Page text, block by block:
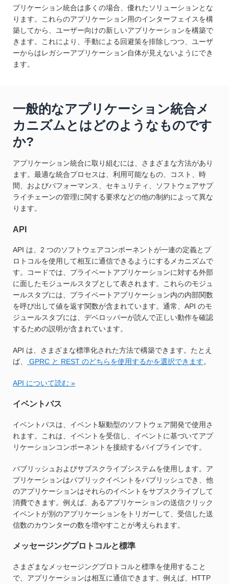
プリケーション統合は多くの場合、優れたソリューションとな
ります。これらのアプリケーション用のインターフェイスを構
築してから、ユーザー向けの新しいアプリケーションを構築で
きます。これにより、手動による回避策を排除しつつ、ユーザ
ーからはレガシーアプリケーション自体が見えないようにでき
ます。
一般的なアプリケーション統合メ
カニズムとはどのようなものです
か?
アプリケーション統合に取り組むには、さまざまな方法があり
ます。最適な統合プロセスは、利用可能なもの、コスト、時
間、およびパフォーマンス、セキュリティ、ソフトウェアサプ
ライチェーンの管理に関する要求などの他の制約によって異な
ります。
API
API は、2 つのソフトウェアコンポーネントが一連の定義とプ
ロトコルを使用して相互に通信できるようにするメカニズムで
す。コードでは、プライベートアプリケーションに対する外部
に面したモジュールスタブとして表されます。これらのモジュ
ールスタブには、プライベートアプリケーション内の内部関数
を呼び出して値を返す関数が含まれています。通常、API のモ
ジュールスタブには、デベロッパーが読んで正しい動作を確認
するための説明が含まれています。
API は、さまざまな標準化された方法で構築できます。たとえ
ば、
GPRC と REST のどちらを使用するかを選択できます。
API について読む »
イベントバス
イベントバスは、イベント駆動型のソフトウェア開発で使用さ
れます。これは、イベントを受信し、イベントに基づいてアプ
リケーションコンポーネントを接続するパイプラインです。
パブリッシュおよびサブスクライブシステムを使用します。ア
プリケーションはパブリックイベントをパブリッシュでき、他
のアプリケーションはそれらのイベントをサブスクライブして
消費できます。例えば、あるアプリケーションの送信クリック
イベントが別のアプリケーションをトリガーして、受信した送
信数のカウンターの数を増やすことが考えられます。
メッセージングプロトコルと標準
さまざまなメッセージングプロトコルと標準を使用すること
で、アプリケーションは相互に通信できます。例えば、HTTP